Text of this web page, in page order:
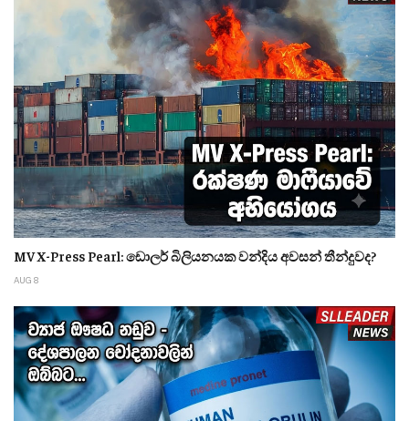
MV X-Press Pearl: ඩොලර් බිලියනයක වන්දිය අවසන් තීන්දුවද?
AUG 8